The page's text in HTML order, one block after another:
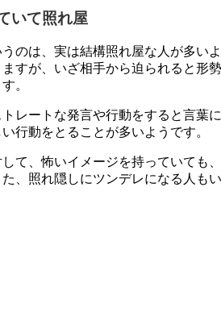
いて照れ屋
のは、実は結構照れ屋な人が多い
すが、いざ相手から迫られると形
。
レートな発言や行動をすると言葉
行動をとることが多いようです。
て、怖いイメージを持っていても
、照れ隠しにツンデレになる人も